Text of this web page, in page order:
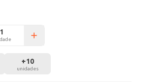
+10
unidades